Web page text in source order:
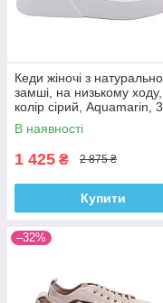
Кеди жіночі з
замші, на низькому ходу,
колір сірий, Aquamarin,
В наявності
1 425 ₴ 2 875 ₴
Купити
–32%